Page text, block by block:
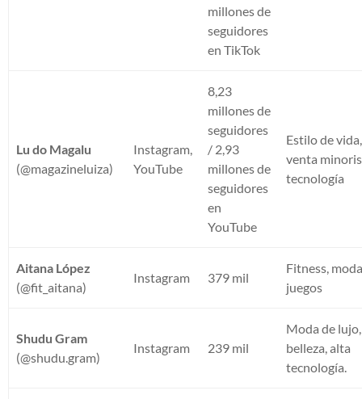
millones de
seguidores
en TikTok
Lu do Magalu
(@magazineluiza)
Instagram,
YouTube
8,23
millones de
seguidores
/ 2,93
millones de
seguidores
en
YouTube
Estilo de vida,
venta
tecnología
Aitana López
(@fit_aitana)
Instagram 379 mil
Fitness,
juegos
Shudu Gram
(@shudu.gram)
Instagram 239 mil
Moda de lujo,
belleza, alta
tecnología.